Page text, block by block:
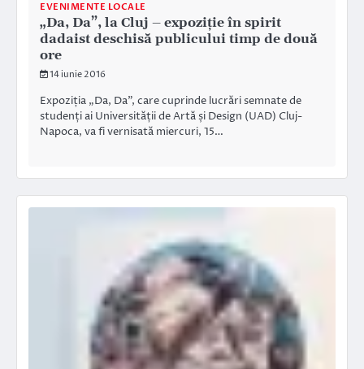
EVENIMENTE LOCALE
„Da, Da”, la Cluj – expoziție în spirit
dadaist deschisă publicului timp de două
ore
14 iunie 2016
Expoziția „Da, Da”, care cuprinde lucrări semnate de
studenți ai Universității de Artă și Design (UAD) Cluj-
Napoca, va fi vernisată miercuri, 15…